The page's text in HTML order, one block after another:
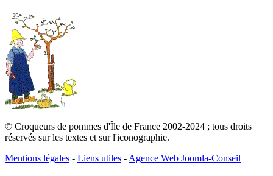
© Croqueurs de pommes d'Île de France 2002-2024 ; tous droits
réservés sur les textes et sur l'iconographie.
Mentions légales - Liens utiles -Agence Web Joomla-Conseil